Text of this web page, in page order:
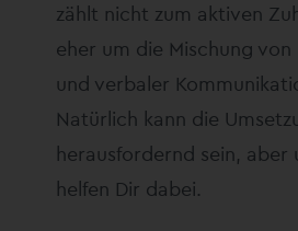
zählt nicht zum aktiven
eher um die Mischung
und verbaler
Natürlich kann die
herausfordernd sein, aber
helfen Dir dabei.